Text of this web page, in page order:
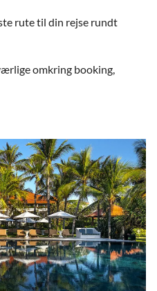
rute til din rejse rundt
omkring booking,